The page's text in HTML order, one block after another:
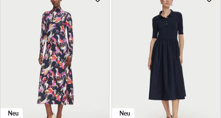
Neu Neu